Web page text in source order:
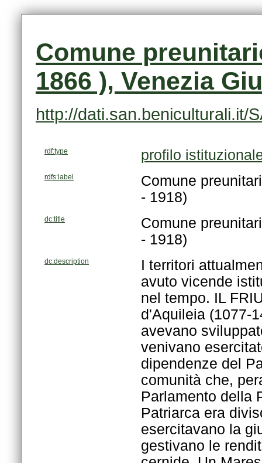
1866 ), Venezia
http://dati.san.beniculturali.it/
rdf:type profilo
rdfs:label
- 1918)
dc:title
- 1918)
dc:description